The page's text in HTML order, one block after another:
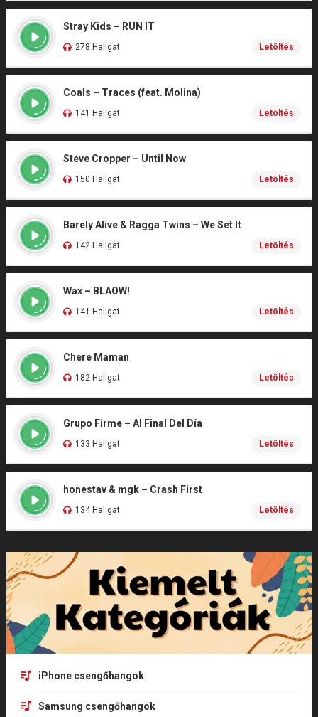
Stray Kids – RUN IT
278 Hallgat Letöltés
Coals – Traces (feat. Molina)
141 Hallgat Letöltés
Steve Cropper – Until Now
150 Hallgat Letöltés
Barely Alive & Ragga Twins – We Set It
142 Hallgat Letöltés
Wax – BLAOW!
141 Hallgat Letöltés
Chere Maman
182 Hallgat Letöltés
Grupo Firme – Al Final Del Día
133 Hallgat Letöltés
honestav & mgk – Crash First
134 Hallgat Letöltés
iPhone csengőhangok
Samsung csengőhangok